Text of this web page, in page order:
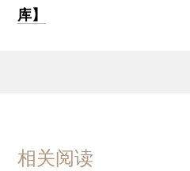
库】
相关阅读